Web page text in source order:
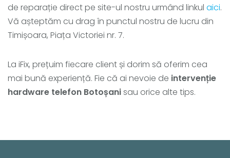
de reparație direct pe site-ul nostru urmând linkul aici.
Vă așteptăm cu drag în punctul nostru de lucru din
Timișoara, Piața Victoriei nr. 7.
La iFix, prețuim fiecare client și dorim să oferim cea
mai bună experiență. Fie că ai nevoie de intervenție
hardware telefon Botoșanisau orice alte tips.